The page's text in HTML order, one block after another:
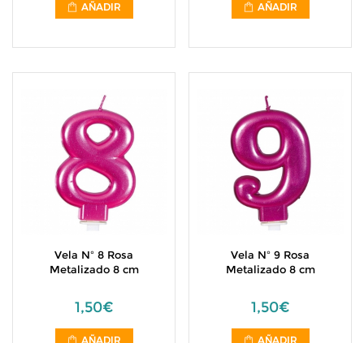
AÑADIR AÑADIR
Vela Nº 8 Rosa
Metalizado 8 cm
1,50€
AÑADIR
Vela Nº 9 Rosa
Metalizado 8 cm
1,50€
AÑADIR